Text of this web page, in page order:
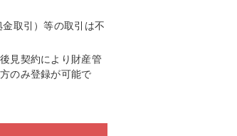
取引）等の取引は不
見契約により財産管
のみ登録が可能で